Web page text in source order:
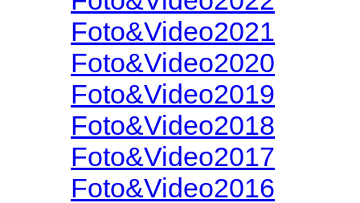
Foto&Video2021
Foto&Video2020
Foto&Video2019
Foto&Video2018
Foto&Video2017
Foto&Video2016